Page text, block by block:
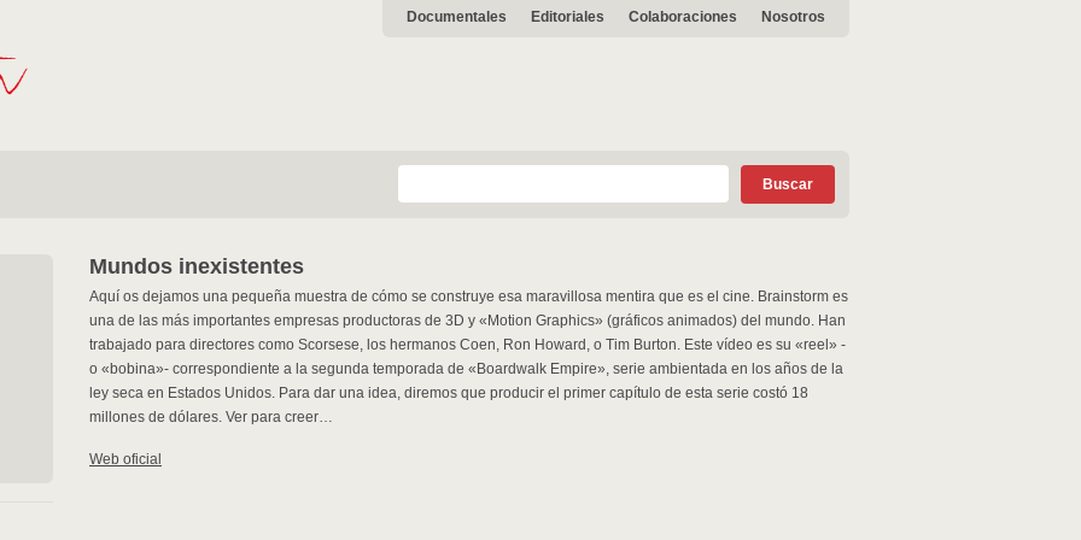
Documentales Editoriales Colaboraciones Nosotros
Mundos inexistentes
Aquí os dejamos una pequeña muestra de cómo se construye esa maravillosa mentira que es el cine. Brainstorm es
una de las más importantes empresas productoras de 3D y «Motion Graphics» (gráficos animados) del mundo. Han
trabajado para directores como Scorsese, los hermanos Coen, Ron Howard, o Tim Burton. Este vídeo es su «reel» -
o «bobina»- correspondiente a la segunda temporada de «Boardwalk Empire», serie ambientada en los años de la
ley seca en Estados Unidos. Para dar una idea, diremos que producir el primer capítulo de esta serie costó 18
millones de dólares. Ver para creer…
Web oficial